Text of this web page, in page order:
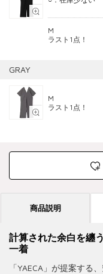
M
ラスト1点！
GRAY
M
ラスト1点！
商品説明
計算された余白を纏
一着
「YAECA」が提案する